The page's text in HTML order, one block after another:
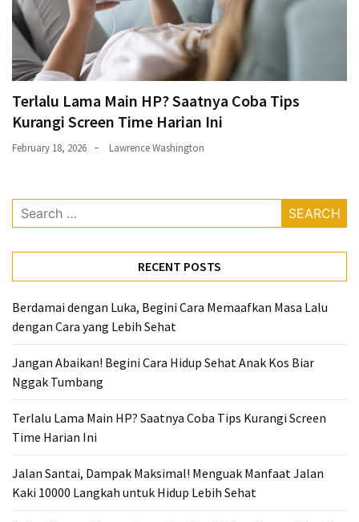
Terlalu Lama Main HP? Saatnya Coba Tips
Kurangi Screen Time Harian Ini
February 18, 2026 Lawrence Washington
Search
for:
RECENT POSTS
Berdamai dengan Luka, Begini Cara Memaafkan Masa Lalu
dengan Cara yang Lebih Sehat
Jangan Abaikan! Begini Cara Hidup Sehat Anak Kos Biar
Nggak Tumbang
Terlalu Lama Main HP? Saatnya Coba Tips Kurangi Screen
Time Harian Ini
Jalan Santai, Dampak Maksimal! Menguak Manfaat Jalan
Kaki 10000 Langkah untuk Hidup Lebih Sehat